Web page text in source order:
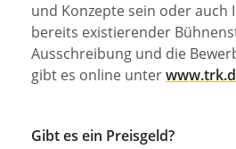
und Konzepte sein oder
bereits existierender
Ausschreibung und die
gibt es online unter
Gibt es ein Preisgeld?